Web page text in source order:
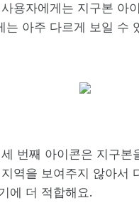
용자에게는 지구본 아
는 아주 다르게 보일 수
번째 아이콘은 지구본
역을 보여주지 않아서
에 더 적합해요.